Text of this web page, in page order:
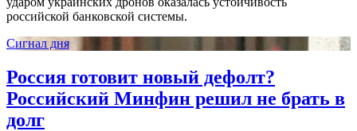
российской банковской системы.
Сигнал дня
Россия готовит новый дефолт?
Российский Минфин решил не брать в
долг